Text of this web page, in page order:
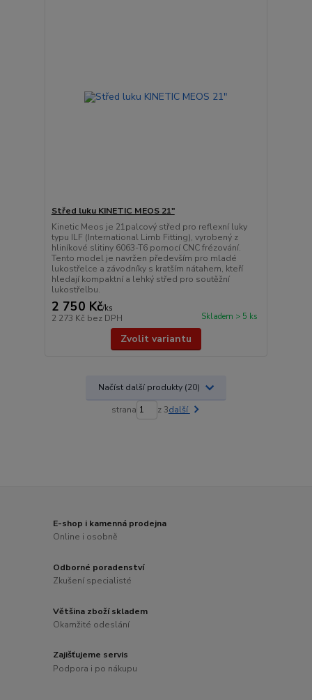
Střed luku KINETIC MEOS 21"
Kinetic Meos je 21palcový střed pro reflexní luky
typu ILF (International Limb Fitting), vyrobený z
hliníkové slitiny 6063-T6 pomocí CNC frézování.
Tento model je navržen především pro mladé
lukostřelce a závodníky s kratším nátahem, kteří
hledají kompaktní a lehký střed pro soutěžní
lukostřelbu.
2 750 Kč/ks
2 273 Kč bez DPH Skladem > 5 ks
Zvolit variantu
Načíst další produkty (20)
strana z 3další
E-shop i kamenná prodejna
Online i osobně
Odborné poradenství
Zkušení specialisté
Většina zboží skladem
Okamžité odeslání
Zajišťujeme servis
Podpora i po nákupu